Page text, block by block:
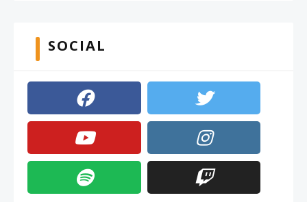
SOCIAL